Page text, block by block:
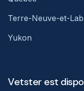
Terre-Neuve-et-
Yukon
Vetster est